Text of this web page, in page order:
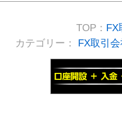
TOP： FX
カテゴリー： FX取引